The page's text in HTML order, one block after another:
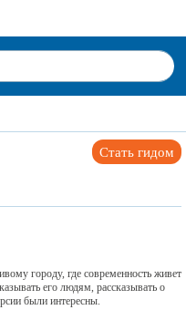
Стать гидом
городу, где современность живет
его людям, рассказывать о
были интересны.